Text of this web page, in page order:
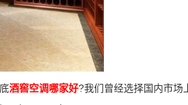
酒窖空调哪家好?我们曾经选择国内市场